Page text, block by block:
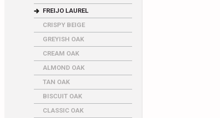
FREIJO LAUREL
CRISPY BEIGE
GREYISH OAK
CREAM OAK
ALMOND OAK
TAN OAK
BISCUIT OAK
CLASSIC OAK